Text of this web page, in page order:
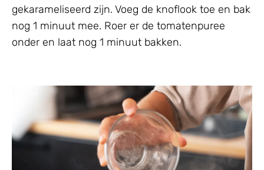
gekarameliseerd zijn. Voeg de knoflook toe en bak
nog 1 minuut mee. Roer er de tomatenpuree
onder en laat nog 1 minuut bakken.